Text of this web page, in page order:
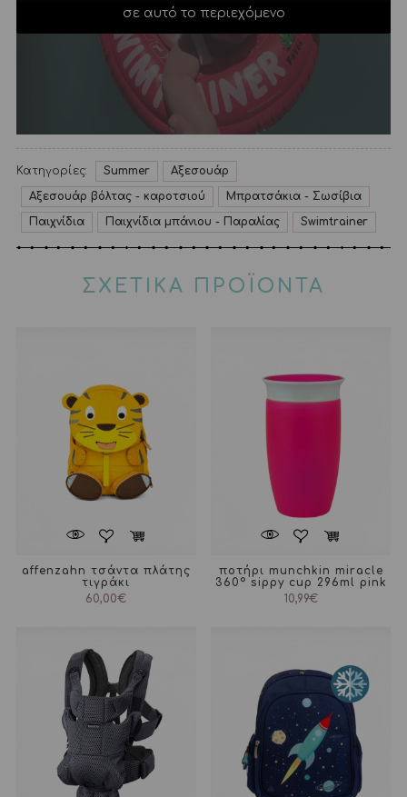
σε αυτό το περιεχόμενο
Κατηγορίες: Summer
Αξεσουάρ
Αξεσουάρ βόλτας - καροτσιού
Μπρατσάκια - Σωσίβια
Παιχνίδια
Παιχνίδια μπάνιου - Παραλίας Swimtrainer
ΣΧΕΤΙΚΑ ΠΡΟΪΟΝΤΑ
affenzahn τσάντα πλάτης
τιγράκι
60,00€
ποτήρι munchkin miracle
360° sippy cup 296ml pink
10,99€